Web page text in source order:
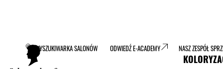
WYSZUKIWARKA SALONÓW ODWIEDŹ E-ACADEMY NASZ ZESPÓŁ